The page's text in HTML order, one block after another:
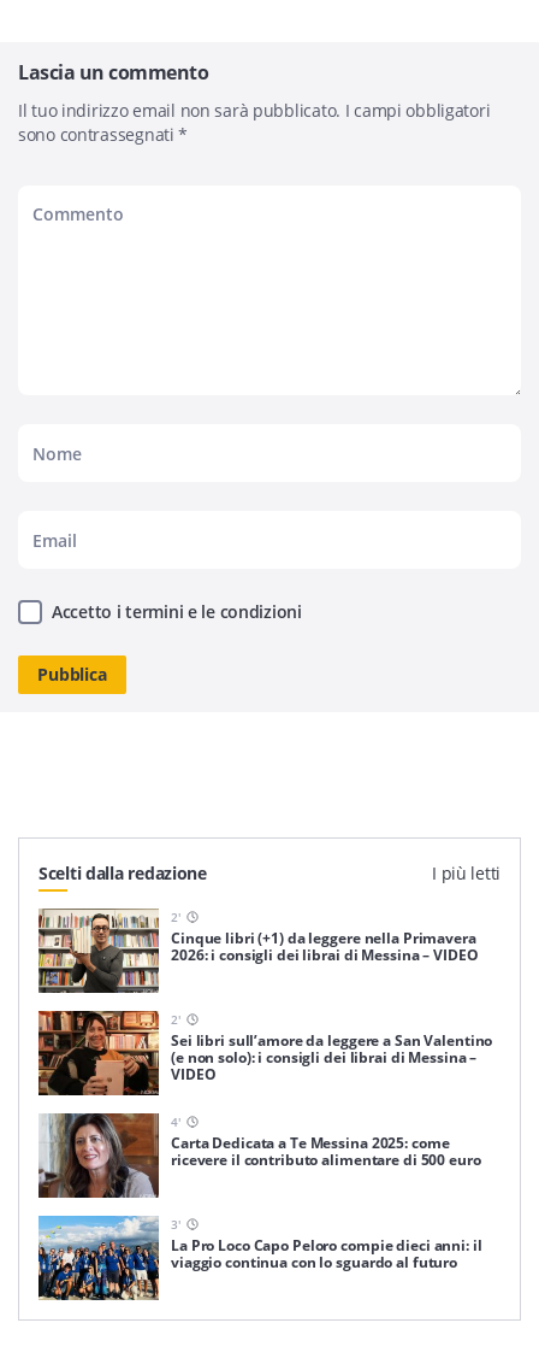
Lascia un commento
Il tuo indirizzo email non sarà pubblicato. I campi obbligatori
sono contrassegnati*
Accetto i termini e le condizioni
Scelti dalla redazione I più letti
2'
Cinque libri (+1) da leggere nella Primavera
2026: i consigli dei librai di Messina – VIDEO
2'
Sei libri sull’amore da leggere a San Valentino
(e non solo): i consigli dei librai di Messina –
VIDEO
4'
Carta Dedicata a Te Messina 2025: come
ricevere il contributo alimentare di 500 euro
3'
La Pro Loco Capo Peloro compie dieci anni: il
viaggio continua con lo sguardo al futuro